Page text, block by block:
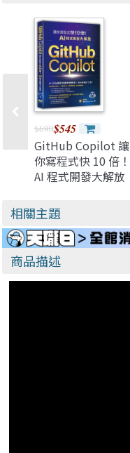
$690$545
GitHub Copilot 讓
你寫程式快 10 倍！
AI 程式開發大解放
相關主題
商品描述